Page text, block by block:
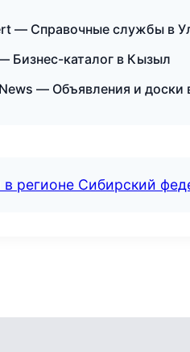
— Справочные службы в
Бизнес-каталог в Кызыл
— Объявления и доски
регионе Сибирский